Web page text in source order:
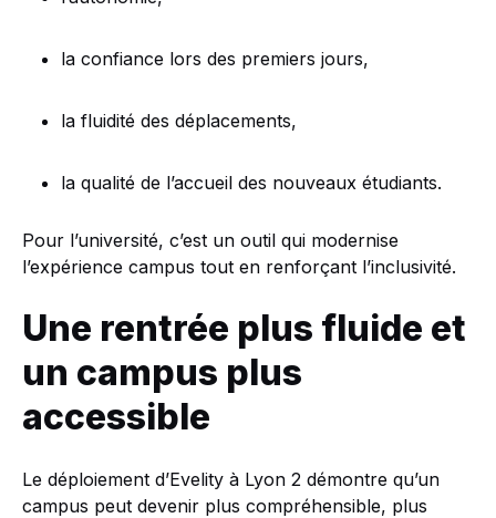
la confiance lors des premiers jours,
la fluidité des déplacements,
la qualité de l’accueil des nouveaux étudiants.
Pour l’université, c’est un outil qui modernise
l’expérience campus tout en renforçant l’inclusivité.
Une rentrée plus fluide et
un campus plus
accessible
Le déploiement d’Evelity à Lyon 2 démontre qu’un
campus peut devenir plus compréhensible, plus